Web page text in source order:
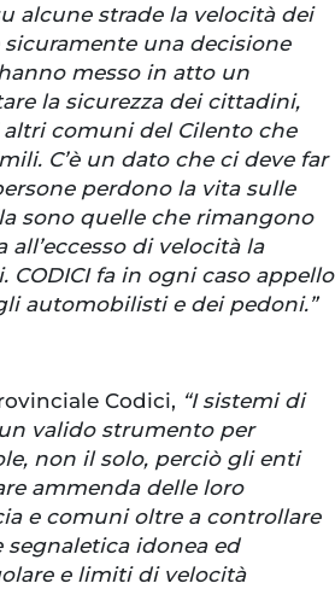
alcune strade la velocità dei
una decisione
messo in atto un
la sicurezza dei cittadini,
comuni del Cilento che
C’è un dato che ci deve far
perdono la vita sulle
sono quelle che rimangono
di velocità la
fa in ogni caso appello
automobilisti e dei pedoni.”
Codici, “I sistemi di
valido strumento per
non il solo, perciò gli enti
ammenda delle loro
e comuni oltre a controllare
idonea ed
e limiti di velocità